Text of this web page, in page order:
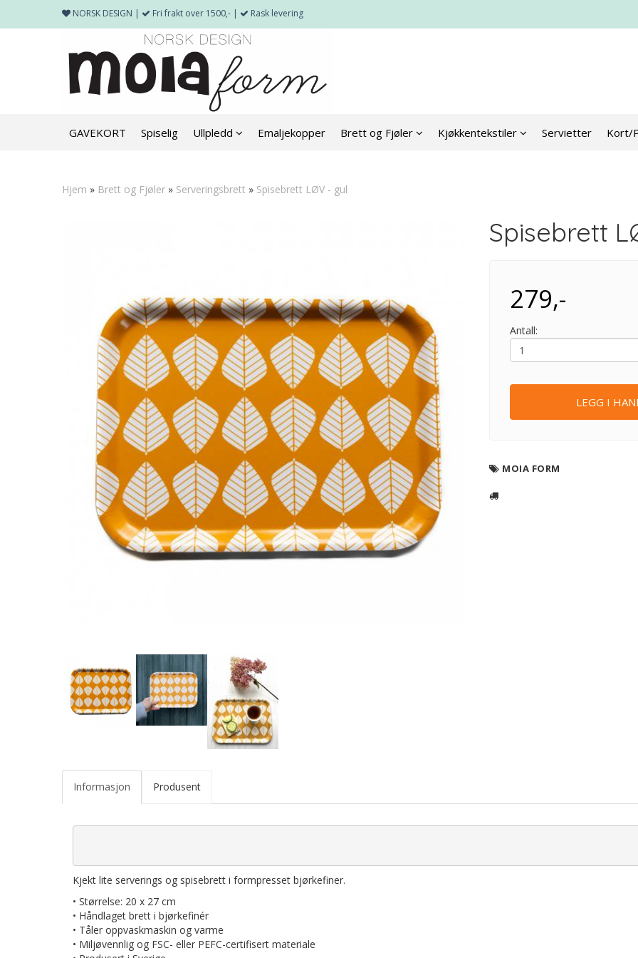
NORSK DESIGN | Fri frakt over 1500,- | Rask levering
GAVEKORT Spiselig Ullpledd Emaljekopper Brett og Fjøler Kjøkkentekstiler Servietter Kort/
Hjem » Brett og Fjøler » Serveringsbrett » Spisebrett LØV - gul
Spisebrett
279,-
Antall:
LEGG I
MOIA FORM
Informasjon Produsent
Kjekt lite serverings og spisebrett i formpresset bjørkefiner.
• Størrelse: 20 x 27 cm
• Håndlaget brett i bjørkefinér
• Tåler oppvaskmaskin og varme
• Miljøvennlig og FSC- eller PEFC-certifisert materiale